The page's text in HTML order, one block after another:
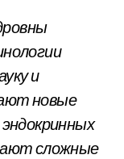
и
новые
сложные